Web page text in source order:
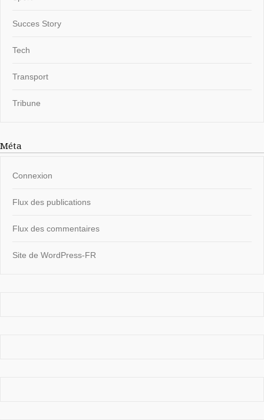
Succes Story
Tech
Transport
Tribune
Méta
Connexion
Flux des publications
Flux des commentaires
Site de WordPress-FR